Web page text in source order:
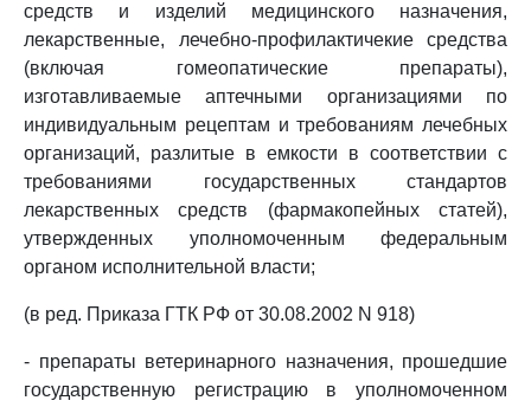
средств и изделий медицинского назначения,
лекарственные, лечебно-профилактичекие средства
(включая гомеопатические препараты),
изготавливаемые аптечными организациями по
индивидуальным рецептам и требованиям лечебных
организаций, разлитые в емкости в соответствии с
требованиями государственных стандартов
лекарственных средств (фармакопейных статей),
утвержденных уполномоченным федеральным
органом исполнительной власти;
(в ред. Приказа ГТК РФ от 30.08.2002 N 918)
- препараты ветеринарного назначения, прошедшие
государственную регистрацию в уполномоченном